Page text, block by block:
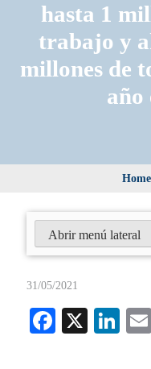
hasta 1
trabajo y
millones de
año
Home
31/05/2021
Fa
X
Li
Abrir menú lateral